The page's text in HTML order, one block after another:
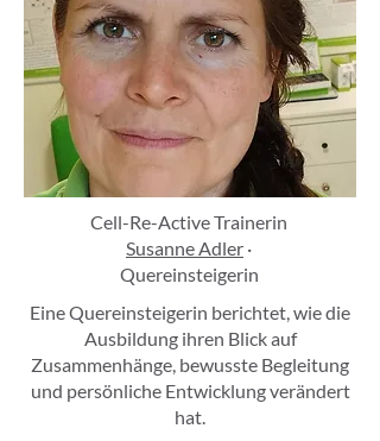
Cell-Re-Active Trainerin
Susanne Adler ·
Quereinsteigerin
Eine Quereinsteigerin berichtet, wie die
Ausbildung ihren Blick auf
Zusammenhänge, bewusste Begleitung
und persönliche Entwicklung verändert
hat.